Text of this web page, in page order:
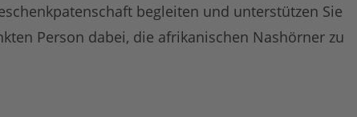
begleiten und unterstützen Sie
Person dabei, die afrikanischen Nashörner zu